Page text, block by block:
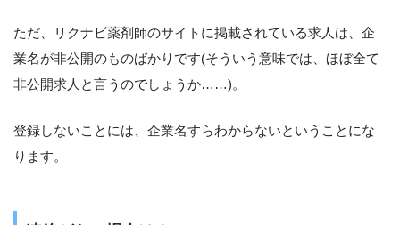
ただ、リクナビ薬剤師のサイトに掲載されている求人は、企
業名が非公開のものばかりです(そういう意味では、ほぼ全て
非公開求人と言うのでしょうか……)。
登録しないことには、企業名すらわからないということにな
ります。